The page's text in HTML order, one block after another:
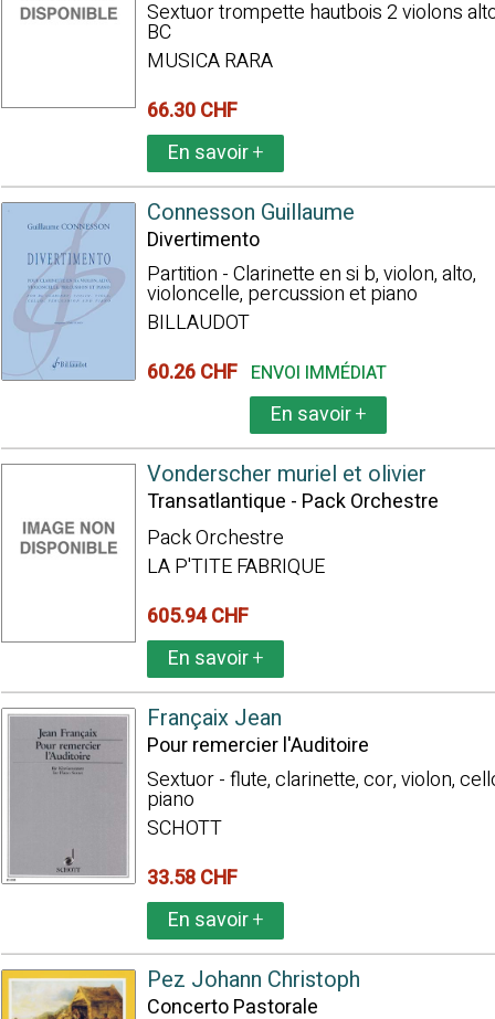
Sextuor trompette hautbois 2 violons
BC
MUSICA RARA
66.30 CHF
En savoir+
Connesson Guillaume
Divertimento
Partition - Clarinette en si b, violon, alto,
violoncelle, percussion et piano
BILLAUDOT
60.26 CHF ENVOI IMMÉDIAT
En savoir+
Vonderscher muriel et olivier
Transatlantique - Pack Orchestre
Pack Orchestre
LA P'TITE FABRIQUE
605.94 CHF
En savoir+
Françaix Jean
Pour remercier l'Auditoire
Sextuor - flute, clarinette, cor, violon,
piano
SCHOTT
33.58 CHF
En savoir+
Pez Johann Christoph
Concerto Pastorale